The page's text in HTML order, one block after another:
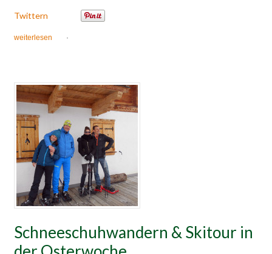
Twittern
weiterlesen ·
Schneeschuhwandern & Skitour in